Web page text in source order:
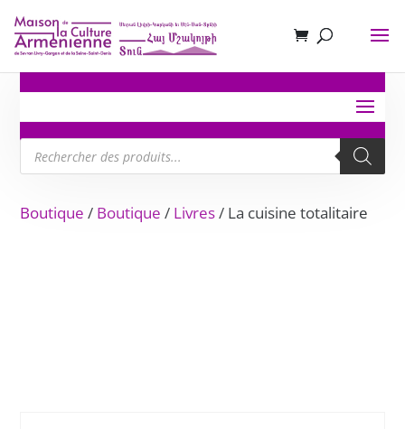
Recherche
de
produits
Boutique / Boutique / Livres/ La cuisine totalitaire